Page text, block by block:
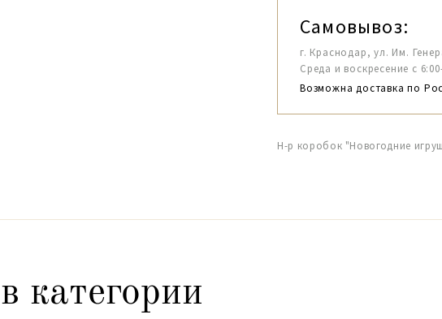
Самовывоз:
г. Краснодар, ул. Им.
Среда и воскресение с
Возможна доставка по
Н-р коробок "Новогодние
категории